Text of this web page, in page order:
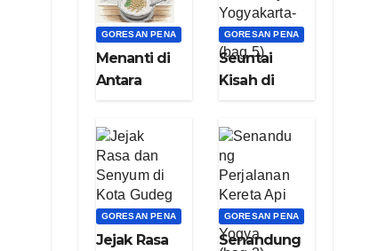
(bag.7)
GORESAN PENA
Menanti di
Antara
Cisarua dan
Senja di
Garbella
(bag.6)
GORESAN PENA
Seuntai
Kisah di
Yogyakarta-
Bogor
(bag.5)
GORESAN PENA
Jejak Rasa
GORESAN PENA
Senandung